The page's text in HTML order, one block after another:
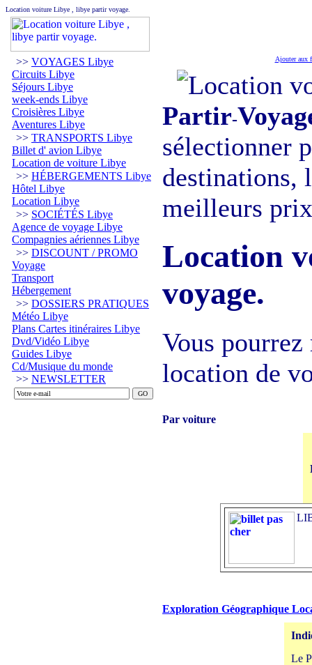
Location voiture Libye , libye partir voyage.
>> VOYAGES Libye
Circuits Libye
Séjours Libye
week-ends Libye
Croisières Libye
Aventures Libye
>> TRANSPORTS Libye
Billet d' avion Libye
Location de voiture Libye
>> HÉBERGEMENTS Libye
Hôtel Libye
Location Libye
>> SOCIÉTÉS Libye
Agence de voyage Libye
Compagnies aériennes Libye
>> DISCOUNT / PROMO
Voyage
Transport
Hébergement
>> DOSSIERS PRATIQUES
Météo Libye
Plans Cartes itinéraires Libye
Dvd/Vidéo Libye
Guides Libye
Cd/Musique du monde
>> NEWSLETTER
Ajouter aux
Partir-
sélectionner
destinations,
meilleurs
Location
voyage.
Vous
location de
Par voiture
Exploration Géographique
Le